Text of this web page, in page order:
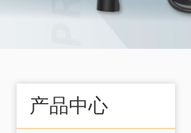
红外测温仪
智慧健康
耳温计
非接触红外体温计
产品中心